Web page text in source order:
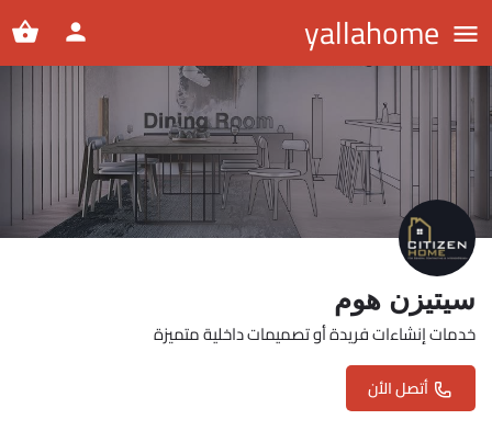
yallahome
سيتيزن هوم
خدمات إنشاءات فريدة أو تصميمات داخلية متميزة
أتصل الأن